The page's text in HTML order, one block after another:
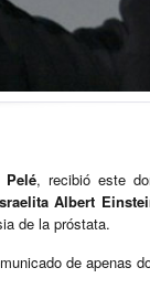
Pelé, recibió este
Albert
de la próstata.
de apenas